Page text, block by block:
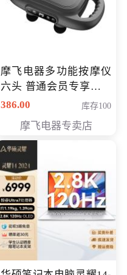
摩飞电器多功能按摩仪
六头 普通会员专享价格
199元
386.00 库存100
摩飞电器专卖店